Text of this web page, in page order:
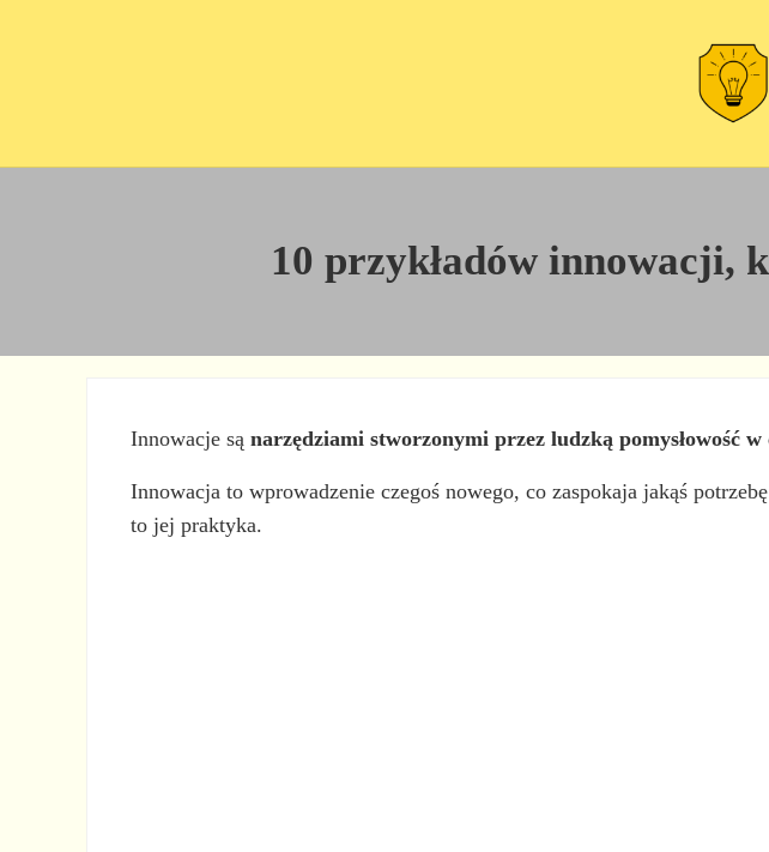
10 przykładów innowacji,
Innowacje sąnarzędziami stworzonymi przez ludzką pomysłowość
Innowacja to wprowadzenie czegoś nowego, co zaspokaja jakąś
to jej praktyka.